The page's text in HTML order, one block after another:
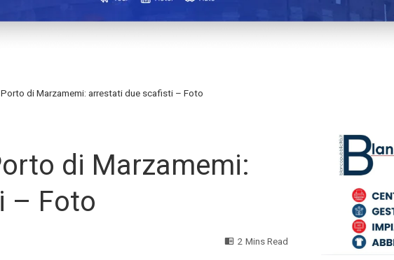
di Marzamemi: arrestati due scafisti – Foto
di Marzamemi:
– Foto
2 Mins Read